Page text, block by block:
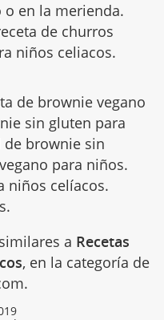
en la merienda.
de churros
niños celiacos.
de brownie vegano
sin gluten para
de brownie sin
para niños.
niños celíacos.
a Recetas
, en la categoría de